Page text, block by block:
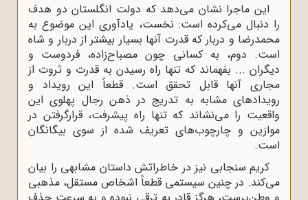
این ماجرا نشان می‌دهد که دولت انگلستان دو هدف
را دنبال می‌کرده است: نخست، یادآوری این موضوع به
محمدرضا و دربار که قدرت آنها بسیار بیشتر از دربار و شاه
است. دوم، به کسانی چون مصباح‌زاده، فردوست و
دیگران ... بفهماند که تنها راه رسیدن به قدرت و ثروت از
مجاری آنها قابل تحقق است. قطعاً این رویداد و
رویداد‌های مشابه به تدریج در ذهن رجال پهلوی این
واقعیت را می‌نشاند که تنها راه پیشرفت، قرارگرفتن در
موازین و چارچوب‌های تعریف شده از سوی بیگانگان
است.
کریم سنجابی نیز در خاطراتش داستان مشابهی را بیان
می‌کند. در چنین سیستمی قطعاً اشخاص مستقل، مذهبی